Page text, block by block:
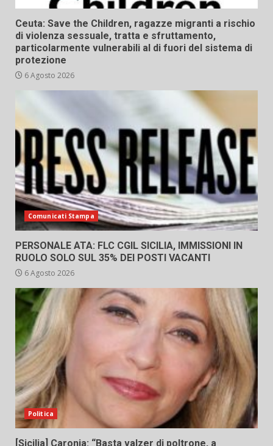
Ceuta: Save the Children, ragazze migranti a rischio
di violenza sessuale, tratta e sfruttamento,
particolarmente vulnerabili al di fuori del sistema di
protezione
6 Agosto 2026
Comunicati Stampa
PERSONALE ATA: FLC CGIL SICILIA, IMMISSIONI IN
RUOLO SOLO SUL 35% DEI POSTI VACANTI
6 Agosto 2026
Politica
[Sicilia] Caronia: “Basta valzer di poltrone, a